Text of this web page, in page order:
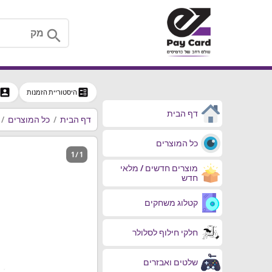
search
דף הבית
כל המוצרים
מוצרים חדשים / מלאי
חדש
קטלוג משחקים
חלקי חילוף לסלולר
שלטים ואבזרים
ballot היסטוריית הזמנות
דף הבית כל המוצרים
1 / 1